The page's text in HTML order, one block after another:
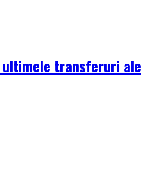
ultimele transferuri ale